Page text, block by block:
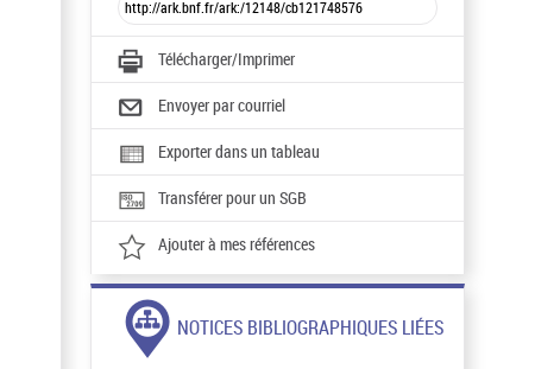
Télécharger/Imprimer
Envoyer par courriel
Exporter dans un tableau
Transférer pour un SGB
Ajouter à mes références
NOTICES BIBLIOGRAPHIQUES LIÉES